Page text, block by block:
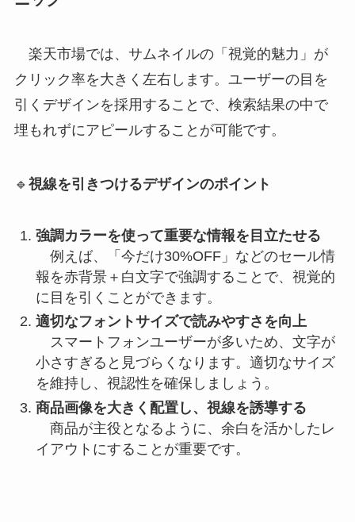
楽天市場では、サムネイルの「視覚的魅力」が
クリック率を大きく左右します。ユーザーの目を
引くデザインを採用することで、検索結果の中で
埋もれずにアピールすることが可能です。
🔹 視線を引きつけるデザインのポイント
強調カラーを使って重要な情報を目立たせる
例えば、「今だけ30%OFF」などのセール情
報を赤背景＋白文字で強調することで、視覚的
に目を引くことができます。
適切なフォントサイズで読みやすさを向上
スマートフォンユーザーが多いため、文字が
小さすぎると見づらくなります。適切なサイズ
を維持し、視認性を確保しましょう。
商品画像を大きく配置し、視線を誘導する
商品が主役となるように、余白を活かしたレ
イアウトにすることが重要です。